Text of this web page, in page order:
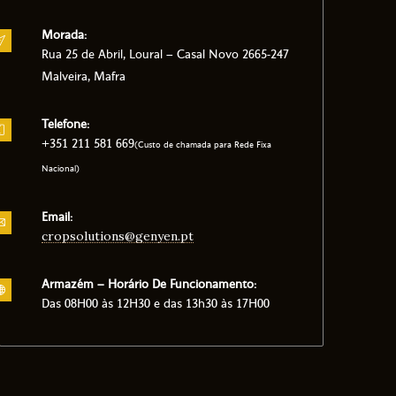
Morada:
Rua 25 de Abril, Loural – Casal Novo 2665-247
Malveira, Mafra
Telefone:
+351 211 581 669(Custo de chamada para Rede Fixa
Nacional)
Email:
cropsolutions@genyen.pt
Armazém – Horário De Funcionamento:
Das 08H00 às 12H30 e das 13h30 às 17H00